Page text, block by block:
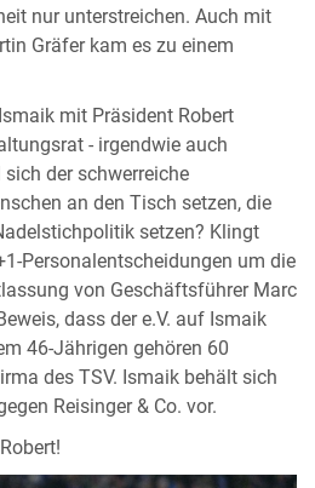
nur unterstreichen. Auch mit
Gräfer kam es zu einem
mit Präsident Robert
- irgendwie auch
der schwerreiche
an den Tisch setzen, die
setzen? Klingt
Personalentscheidungen um die
von Geschäftsführer Marc
dass der e.V. auf Ismaik
46-Jährigen gehören 60
des TSV. Ismaik behält sich
Reisinger & Co. vor.